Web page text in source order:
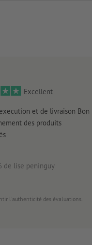
Excellent
et de livraison Bon
des produits
de lise peninguy
l'authenticité des évaluations.